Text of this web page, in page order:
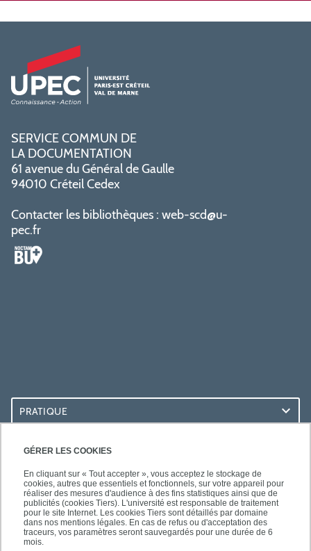
GÉRER LES COOKIES
En cliquant sur « Tout accepter », vous acceptez le stockage de
cookies, autres que essentiels et fonctionnels, sur votre appareil pour
réaliser des mesures d'audience à des fins statistiques ainsi que de
publicités (cookies Tiers). L'université est responsable de traitement
pour le site Internet. Les cookies Tiers sont détaillés par domaine
dans nos mentions légales. En cas de refus ou d'acceptation des
traceurs, vos paramètres seront sauvegardés pour une durée de 6
mois.
SERVICE COMMUN DE
LA DOCUMENTATION
61 avenue du Général de Gaulle
94010 Créteil Cedex
Contacter les bibliothèques : web-scd@u-
pec.fr
PRATIQUE
ACCÈS RAPIDES
LES BU SUR...